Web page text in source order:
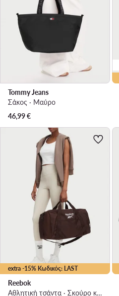
Tommy Jeans
Σάκος · Μαύρο
46,99€
extra -15% Κωδικός: LAST
Reebok
Αθλητική τσάντα · Σκούρο καφέ